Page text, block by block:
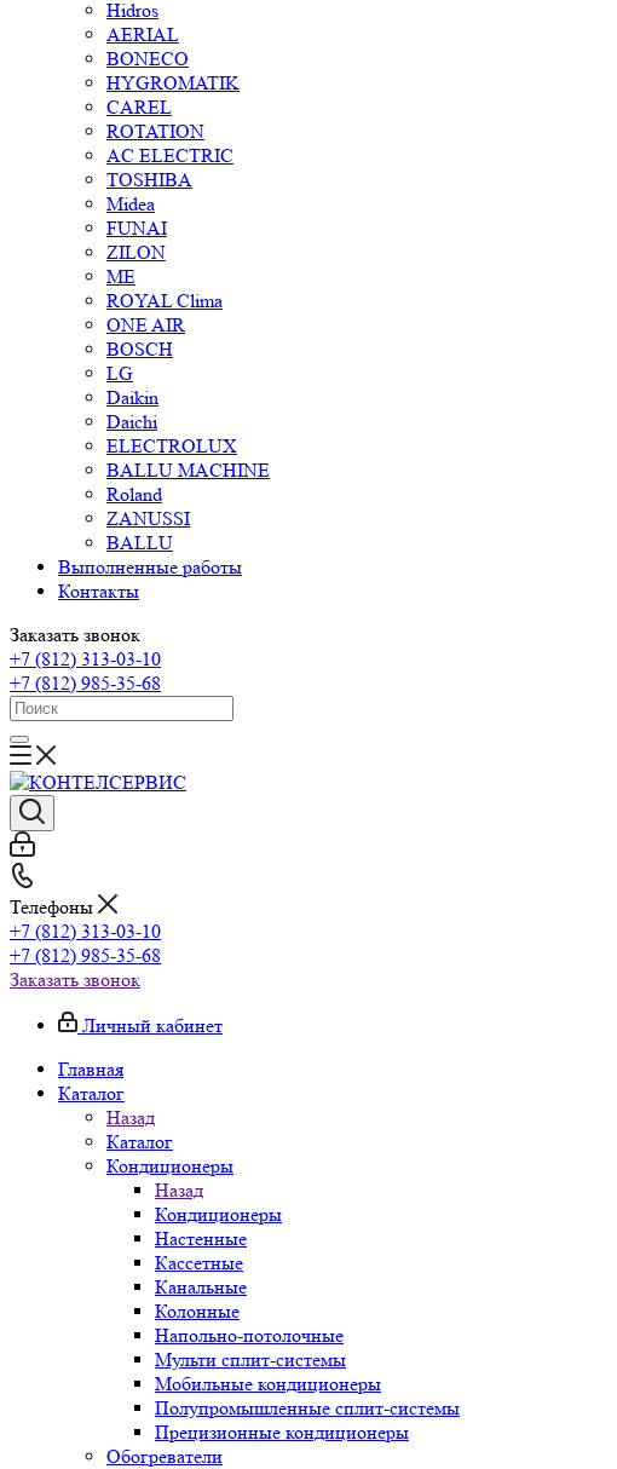
Hidros
AERIAL
BONECO
HYGROMATIK
CAREL
ROTATION
AC ELECTRIC
TOSHIBA
Midea
FUNAI
ZILON
ME
ROYAL Clima
ONE AIR
BOSCH
LG
Daikin
Daichi
ELECTROLUX
BALLU MACHINE
Roland
ZANUSSI
BALLU
Выполненные работы
Контакты
Заказать звонок
+7 (812) 313-03-10
+7 (812) 985-35-68
Телефоны
+7 (812) 313-03-10
+7 (812) 985-35-68
Заказать звонок
Личный кабинет
Главная
Каталог
Назад
Каталог
Кондиционеры
Назад
Кондиционеры
Настенные
Кассетные
Канальные
Колонные
Напольно-потолочные
Мульти сплит-системы
Мобильные кондиционеры
Полупромышленные сплит-системы
Прецизионные кондиционеры
Обогреватели